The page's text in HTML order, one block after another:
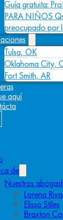
Guía gratuita:
PARA NIÑOS
preocupado por
Tulsa, OK
Oklahoma City,
Fort Smith, AR
aquí
de
Nuestros
Lorena
Elissa Stiles
Braxton